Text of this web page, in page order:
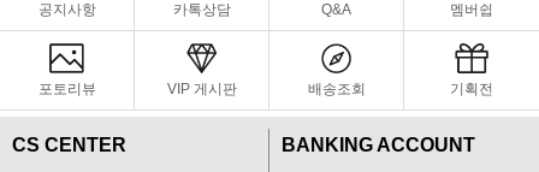
공지사항 카톡상담 Q&A 멤버쉽
포토리뷰 VIP 게시판 배송조회 기획전
CS CENTER
BANKING ACCOUNT